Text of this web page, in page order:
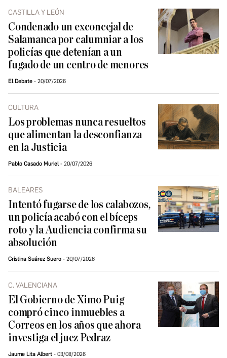
CASTILLA Y LEÓN
Condenado un exconcejal de
Salamanca por calumniar a los
policías que detenían a un
fugado de un centro de menores
El Debate 20/07/2026
CULTURA
Los problemas nunca resueltos
que alimentan la desconfianza
en la Justicia
Pablo Casado Muriel 20/07/2026
BALEARES
Intentó fugarse de los calabozos,
un policía acabó con el bíceps
roto y la Audiencia confirma su
absolución
Cristina Suárez Suero 20/07/2026
C. VALENCIANA
El Gobierno de Ximo Puig
compró cinco inmuebles a
Correos en los años que ahora
investiga el juez Pedraz
Jaume Lita Albert 03/08/2026